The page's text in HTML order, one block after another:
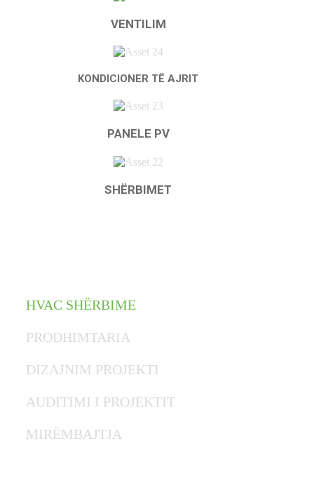
VENTILIM
KONDICIONER TË AJRIT
PANELE PV
SHËRBIMET
HVAC SHËRBIME
PRODHIMTARIA
DIZAJNIM PROJEKTI
AUDITIMI I PROJEKTIT
MIRËMBAJTJA